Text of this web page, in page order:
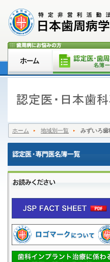
ホーム 地域別一覧 みずいろ歯